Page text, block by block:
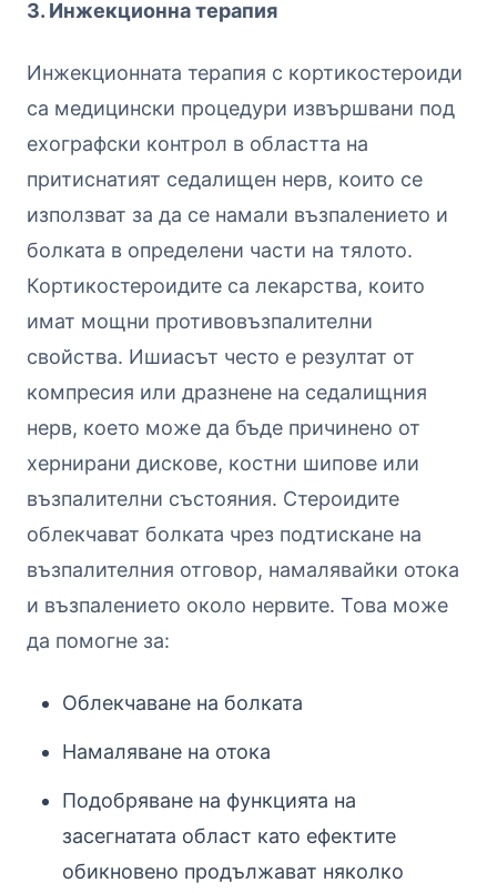
3. Инжекционна терапия
Инжекционната терапия с кортикостероиди
са медицински процедури извършвани под
ехографски контрол в областта на
притиснатият седалищен нерв, които се
използват за да се намали възпалението и
болката в определени части на тялото.
Кортикостероидите са лекарства, които
имат мощни противовъзпалителни
свойства. Ишиасът често е резултат от
компресия или дразнене на седалищния
нерв, което може да бъде причинено от
хернирани дискове, костни шипове или
възпалителни състояния. Стероидите
облекчават болката чрез подтискане на
възпалителния отговор, намалявайки отока
и възпалението около нервите. Това може
да помогне за:
Облекчаване на болката
Намаляване на отока
Подобряване на функцията на
засегнатата област като ефектите
обикновено продължават няколко